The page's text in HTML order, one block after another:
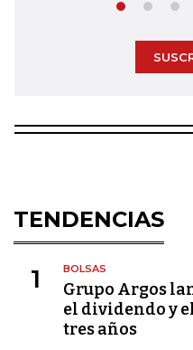
TENDENCIAS
1 BOLSAS
Grupo Argos
el dividendo y
tres años